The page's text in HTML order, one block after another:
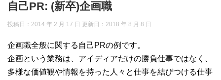
自己PR: (新卒)企画職
投稿日：2014 年 2 月 17 日 更新日： 2018 年 8 月 8 日
企画職全般に関する自己PRの例です。
企画という業務は、アイディアだけの勝負仕事ではなく、
多様な価値観や情報を持った人々と仕事を結びつける仕事